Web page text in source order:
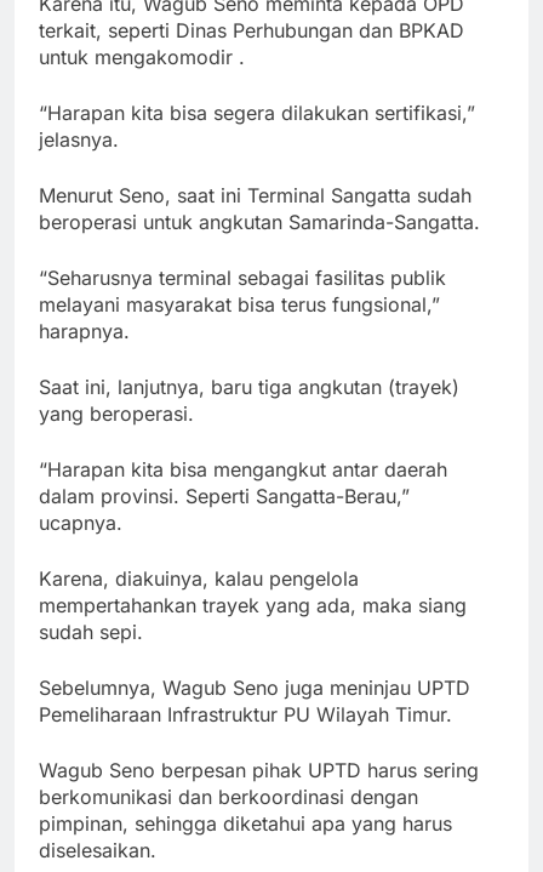
terkait, seperti Dinas Perhubungan dan BPKAD
untuk mengakomodir .
“Harapan kita bisa segera dilakukan sertifikasi,”
jelasnya.
Menurut Seno, saat ini Terminal Sangatta sudah
beroperasi untuk angkutan Samarinda-Sangatta.
“Seharusnya terminal sebagai fasilitas publik
melayani masyarakat bisa terus fungsional,”
harapnya.
Saat ini, lanjutnya, baru tiga angkutan (trayek)
yang beroperasi.
“Harapan kita bisa mengangkut antar daerah
dalam provinsi. Seperti Sangatta-Berau,”
ucapnya.
Karena, diakuinya, kalau pengelola
mempertahankan trayek yang ada, maka siang
sudah sepi.
Sebelumnya, Wagub Seno juga meninjau UPTD
Pemeliharaan Infrastruktur PU Wilayah Timur.
Wagub Seno berpesan pihak UPTD harus sering
berkomunikasi dan berkoordinasi dengan
pimpinan, sehingga diketahui apa yang harus
diselesaikan.